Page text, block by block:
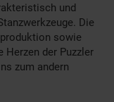
und
Die
sowie
Herzen der Puzzler
zum andern